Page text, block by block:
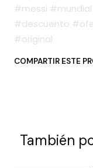
#messi
#descuento
#original
COMPARTIR ESTE
También